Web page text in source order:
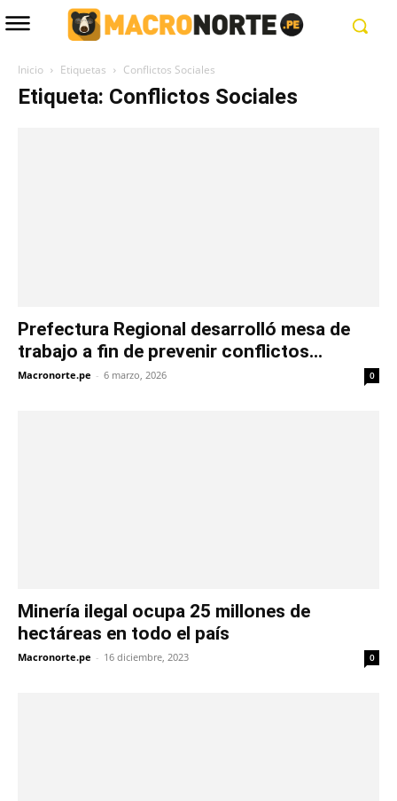
Inicio Etiquetas Conflictos Sociales
Etiqueta: Conflictos Sociales
Prefectura Regional desarrolló mesa de
trabajo a fin de prevenir conflictos...
Macronorte.pe - 6 marzo, 2026 0
Minería ilegal ocupa 25 millones de
hectáreas en todo el país
Macronorte.pe - 16 diciembre, 2023 0